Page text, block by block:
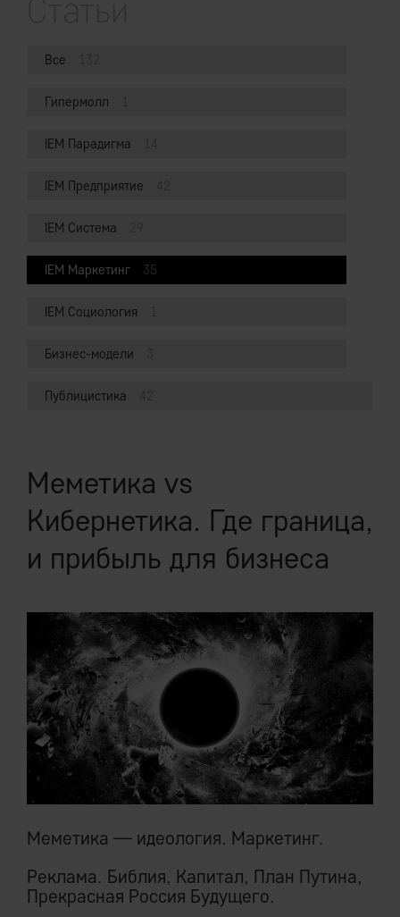
Все
Гипермолл
IEM Парадигма
IEM Предприятие
IEM Система
IEM Маркетинг 35
IEM Социология
Бизнес-модели
Публицистика
Меметика vs
Кибернетика. Где граница,
и прибыль для бизнеса
Меметика — идеология. Маркетинг.
Реклама. Библия, Капитал, План Путина,
Прекрасная Россия Будущего.